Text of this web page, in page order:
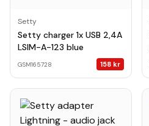
Setty
Setty charger 1x USB 2,4A
LSIM-A-123 blue
GSM165728 158 kr